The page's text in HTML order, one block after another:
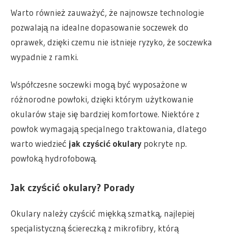
Warto również zauważyć, że najnowsze technologie
pozwalają na idealne dopasowanie soczewek do
oprawek, dzięki czemu nie istnieje ryzyko, że soczewka
wypadnie z ramki.
Współczesne soczewki mogą być wyposażone w
różnorodne powłoki, dzięki którym użytkowanie
okularów staje się bardziej komfortowe. Niektóre z
powłok wymagają specjalnego traktowania, dlatego
warto wiedzieć jak czyścić okulary pokryte np.
powłoką hydrofobową.
Jak czyścić okulary? Porady
Okulary należy czyścić miękką szmatką, najlepiej
specjalistyczną ściereczką z mikrofibry, którą